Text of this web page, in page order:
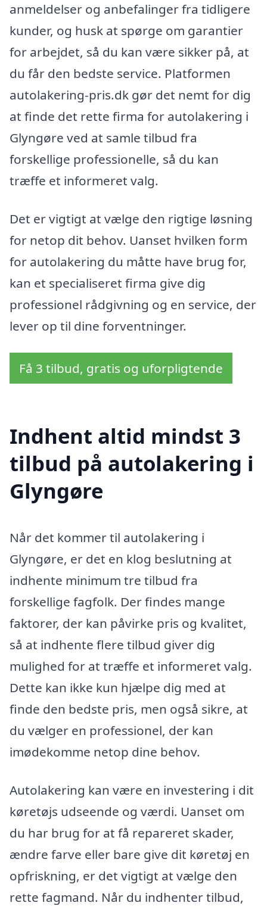
anmeldelser og anbefalinger fra tidligere
kunder, og husk at spørge om garantier
for arbejdet, så du kan være sikker på, at
du får den bedste service. Platformen
autolakering-pris.dk gør det nemt for dig
at finde det rette firma for autolakering i
Glyngøre ved at samle tilbud fra
forskellige professionelle, så du kan
træffe et informeret valg.
Det er vigtigt at vælge den rigtige løsning
for netop dit behov. Uanset hvilken form
for autolakering du måtte have brug for,
kan et specialiseret firma give dig
professionel rådgivning og en service, der
lever op til dine forventninger.
Få 3 tilbud, gratis og uforpligtende
Indhent altid mindst 3
tilbud på autolakering i
Glyngøre
Når det kommer til autolakering i
Glyngøre, er det en klog beslutning at
indhente minimum tre tilbud fra
forskellige fagfolk. Der findes mange
faktorer, der kan påvirke pris og kvalitet,
så at indhente flere tilbud giver dig
mulighed for at træffe et informeret valg.
Dette kan ikke kun hjælpe dig med at
finde den bedste pris, men også sikre, at
du vælger en professionel, der kan
imødekomme netop dine behov.
Autolakering kan være en investering i dit
køretøjs udseende og værdi. Uanset om
du har brug for at få repareret skader,
ændre farve eller bare give dit køretøj en
opfriskning, er det vigtigt at vælge den
rette fagmand. Når du indhenter tilbud,